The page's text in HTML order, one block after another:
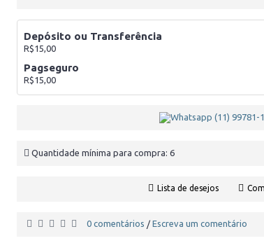
Depósito ou Transferência
R$15,00
Pagseguro
R$15,00
Quantidade mínima para compra: 6
Lista de desejos
0 comentários / Escreva um comentário